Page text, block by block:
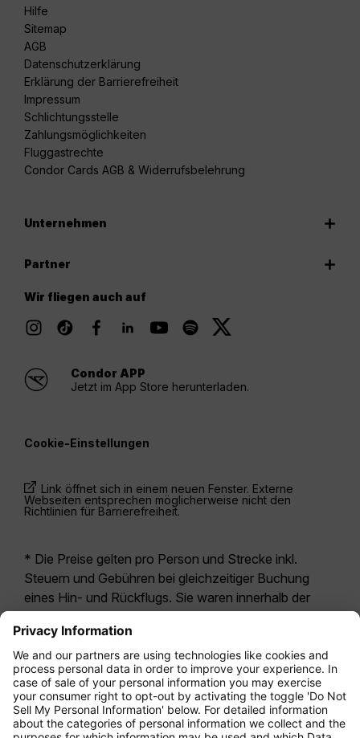
Hilfe
Sitemap
AGB
Datenschutzerklärung
Erklärung der Barrierefreiheit
Impressum
Schlichtungsstelle
Zahlungsmöglichkeiten
Fluggastrechte
Condor Cards AGB & Widerrufsbelehrung
Unternehmen
Partner
Wir fliegen auch auf
Condor APP
Jetzt im App Store herunterladen.
Cookie-Einstellungen
Link öffnet sich in einem neuen Fenster. Externe
Webseiten entsprechen möglicherweise nicht den
Richtlinien für Barrierefreiheit.
* Die Preise gelten pro Person und Strecke inkl.
Steuern und Gebühren bei gleichzeitiger Buchung
eines Hin- und Rückflugs. Sie waren innerhalb der
möglicherweise nicht mehr aktuell. Bei den für die
Economy Class angegebenen Tarifen handelt es
sich i.d.R. um Economy Zero, unsere restriktivste
Tarifoption. Es können hierfür zusätzliche Gebühren
fürAufgabegepäck oder für andere optionale
Leistungen anfallen. Es gelten dieAllgemeinen